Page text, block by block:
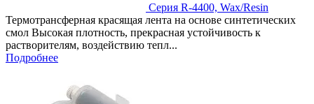
Серия R-4400, Wax/Resin
Термотрансферная красящая лента на основе синтетических
смол Высокая плотность, прекрасная устойчивость к
растворителям, воздействию тепл...
Подробнее